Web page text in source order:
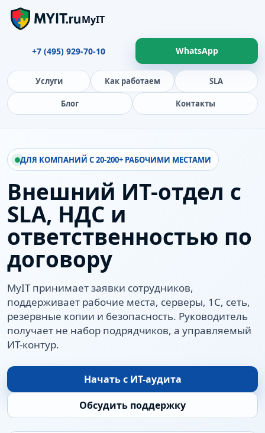
MyIT
Услуги Как работаем SLA
Блог Контакты
+7 (495) 929-70-10 WhatsApp
ДЛЯ КОМПАНИЙ С 20-200+ РАБОЧИМИ МЕСТАМИ
Внешний ИТ-отдел с
SLA, НДС и
ответственностью по
договору
MyIT принимает заявки сотрудников,
поддерживает рабочие места, серверы, 1С, сеть,
резервные копии и безопасность. Руководитель
получает не набор подрядчиков, а управляемый
ИТ-контур.
Начать с ИТ-аудита
Обсудить поддержку